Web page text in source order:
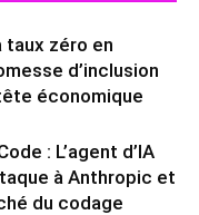
taux zéro en
d’inclusion
économique
: L’agent d’IA
à Anthropic et
du codage